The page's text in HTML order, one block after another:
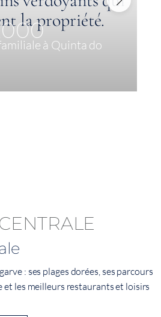
à Quinta do
: ses plages dorées, ses parcours
et les meilleurs restaurants et loisirs